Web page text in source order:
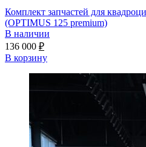
Комплект запчастей для
(OPTIMUS 125 premium)
В наличии
136 000 ₽
В корзину